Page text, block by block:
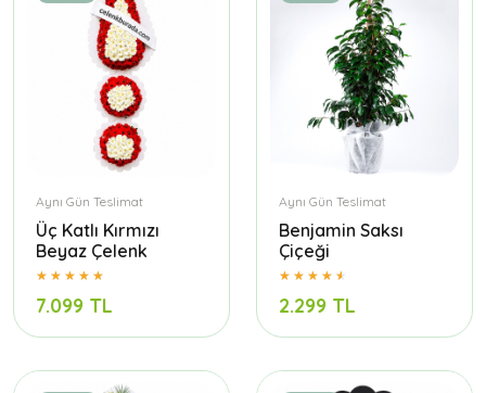
Aynı Gün Teslimat
Üç Katlı Kırmızı
Beyaz Çelenk
7.099 TL
Aynı Gün Teslimat
Benjamin Saksı
Çiçeği
2.299 TL